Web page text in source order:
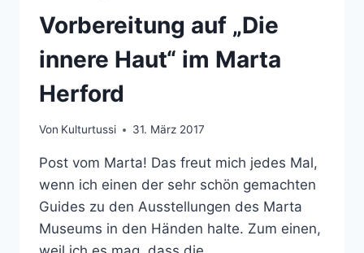
Vorbereitung auf „Die
innere Haut“ im Marta
Herford
Von Kulturtussi 31. März 2017
Post vom Marta! Das freut mich jedes Mal,
wenn ich einen der sehr schön gemachten
Guides zu den Ausstellungen des Marta
Museums in den Händen halte. Zum einen,